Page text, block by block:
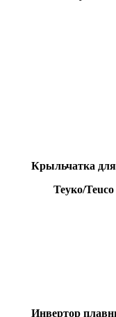
Крыльчатка
Теуко/Teuco
Инвертор